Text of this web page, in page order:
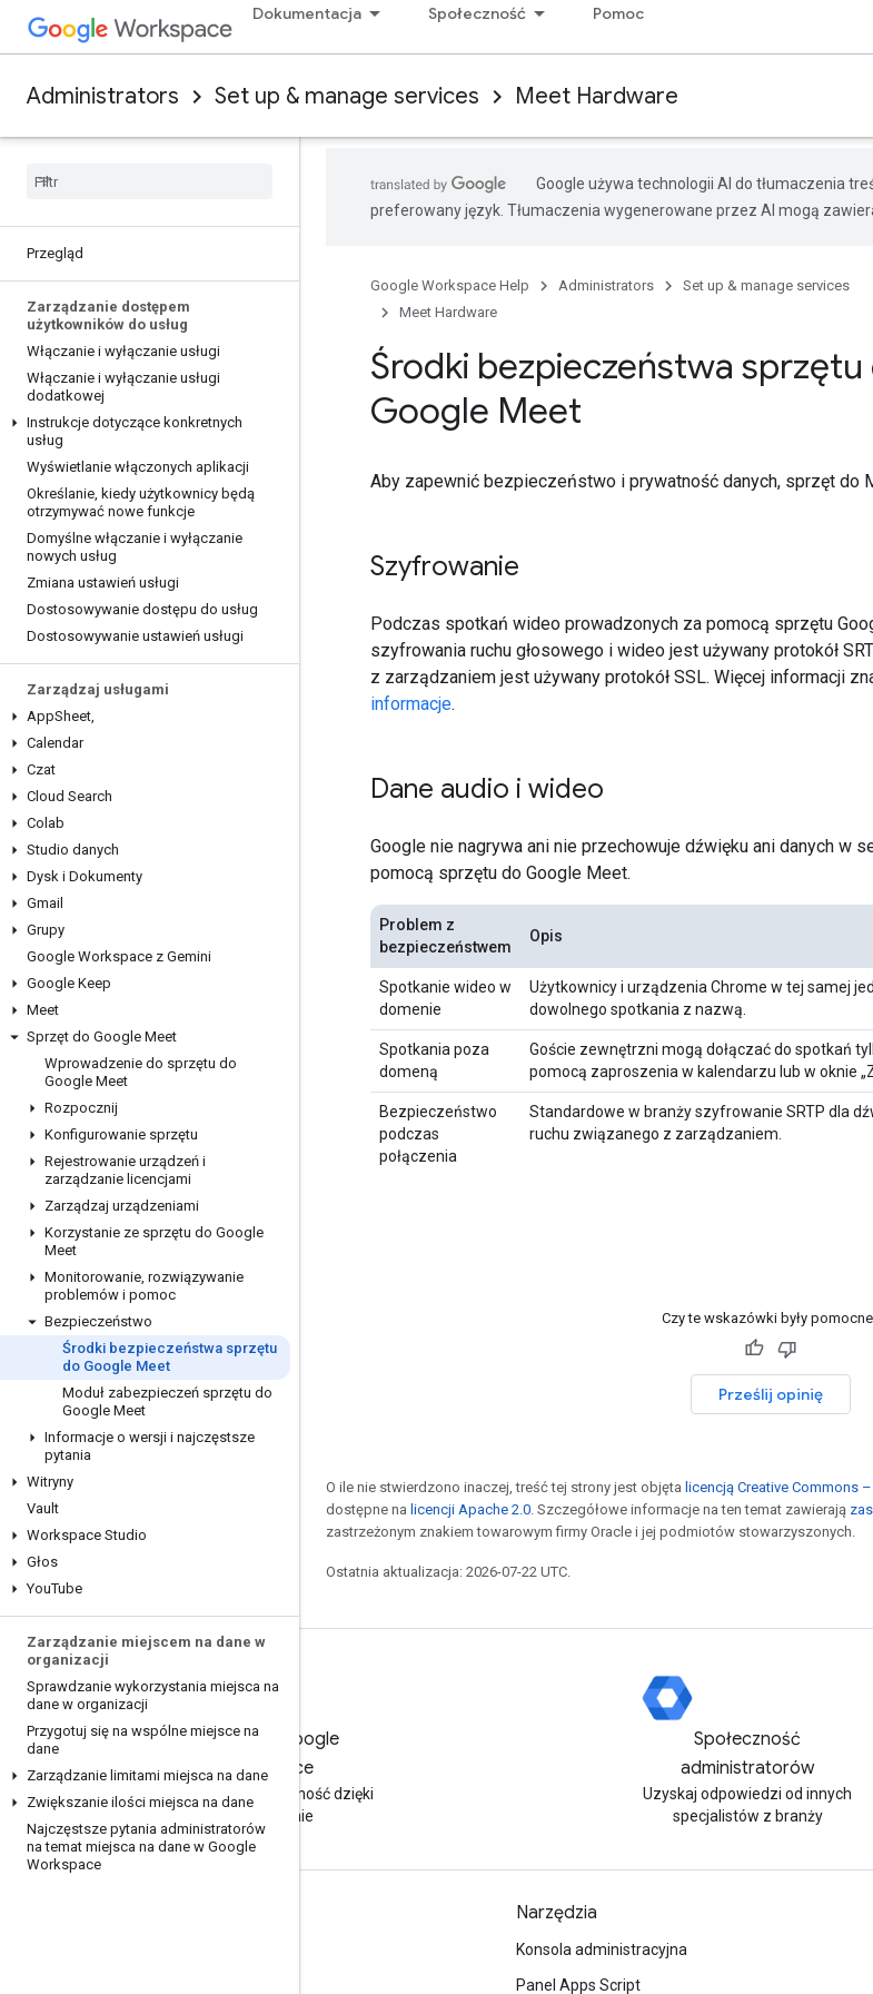
Dokumentacja Społeczność Pomoc
Administrators Set up & manage services Meet Hardware
Przegląd
Zarządzanie dostępem
użytkowników do usług
Włączanie i wyłączanie usługi
Włączanie i wyłączanie usługi
dodatkowej
Instrukcje dotyczące konkretnych
usług
Wyświetlanie włączonych aplikacji
Określanie, kiedy użytkownicy będą
otrzymywać nowe funkcje
Domyślne włączanie i wyłączanie
nowych usług
Zmiana ustawień usługi
Dostosowywanie dostępu do usług
Dostosowywanie ustawień usługi
Zarządzaj usługami
AppSheet,
Calendar
Czat
Cloud Search
Colab
Studio danych
Dysk i Dokumenty
Gmail
Grupy
Google Workspace z Gemini
Google Keep
Meet
Sprzęt do Google Meet
Wprowadzenie do sprzętu do
Google Meet
Rozpocznij
Konfigurowanie sprzętu
Rejestrowanie urządzeń i
zarządzanie licencjami
Zarządzaj urządzeniami
Korzystanie ze sprzętu do Google
Meet
Monitorowanie, rozwiązywanie
problemów i pomoc
Bezpieczeństwo
Środki bezpieczeństwa sprzętu
do Google Meet
Moduł zabezpieczeń sprzętu do
Google Meet
Informacje o wersji i najczęstsze
pytania
Witryny
Vault
Workspace Studio
Głos
YouTube
Zarządzanie miejscem na dane w
organizacji
Sprawdzanie wykorzystania miejsca na
dane w organizacji
Przygotuj się na wspólne miejsce na
dane
Zarządzanie limitami miejsca na dane
Zwiększanie ilości miejsca na dane
Najczęstsze pytania administratorów
na temat miejsca na dane w Google
Workspace
Google używa technologii AI do tłumaczenia
preferowany język. Tłumaczenia wygenerowane przez AI mogą
Google Workspace Help Administrators
Set up & manage services
Meet Hardware
Środki bezpieczeństwa sprzętu
Google Meet
Aby zapewnić bezpieczeństwo i prywatność danych, sprzęt do
Szyfrowanie
Podczas spotkań wideo prowadzonych za pomocą sprzętu
szyfrowania ruchu głosowego i wideo jest używany protokół
z zarządzaniem jest używany protokół SSL. Więcej informacji
informacje.
Dane audio i wideo
Google nie nagrywa ani nie przechowuje dźwięku ani danych w
pomocą sprzętu do Google Meet.
Problem z
bezpieczeństwem
Opis
Spotkanie wideo w
domenie
Użytkownicy i urządzenia Chrome w tej samej
dowolnego spotkania z nazwą.
Spotkania poza
domeną
Goście zewnętrzni mogą dołączać do spotkań
pomocą zaproszenia w kalendarzu lub w oknie
Bezpieczeństwo
podczas
połączenia
Standardowe w branży szyfrowanie SRTP dla
ruchu związanego z zarządzaniem.
Czy te wskazówki były
Prześlij opinię
O ile nie stwierdzono inaczej, treść tej strony jest objęta licencją Creative Commons
dostępne na licencji Apache 2.0. Szczegółowe informacje na ten temat zawierają
zastrzeżonym znakiem towarowym firmy Oracle i jej podmiotów stowarzyszonych.
Ostatnia aktualizacja: 2026-07-22 UTC.
Wypróbuj Google
Workspace
Zwiększ produktywność dzięki
AI bezpłatnie
Społeczność
administratorów
Uzyskaj odpowiedzi od innych
specjalistów z branży
Narzędzia
Konsola administracyjna
Panel Apps Script